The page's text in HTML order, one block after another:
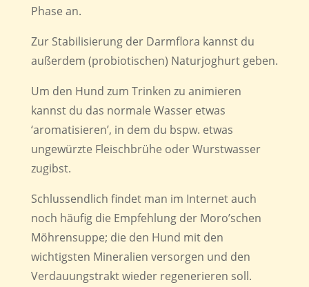
Phase an.
Zur Stabilisierung der Darmflora kannst du
außerdem (probiotischen) Naturjoghurt geben.
Um den Hund zum Trinken zu animieren
kannst du das normale Wasser etwas
‘aromatisieren’, in dem du bspw. etwas
ungewürzte Fleischbrühe oder Wurstwasser
zugibst.
Schlussendlich findet man im Internet auch
noch häufig die Empfehlung der Moro’schen
Möhrensuppe; die den Hund mit den
wichtigsten Mineralien versorgen und den
Verdauungstrakt wieder regenerieren soll.